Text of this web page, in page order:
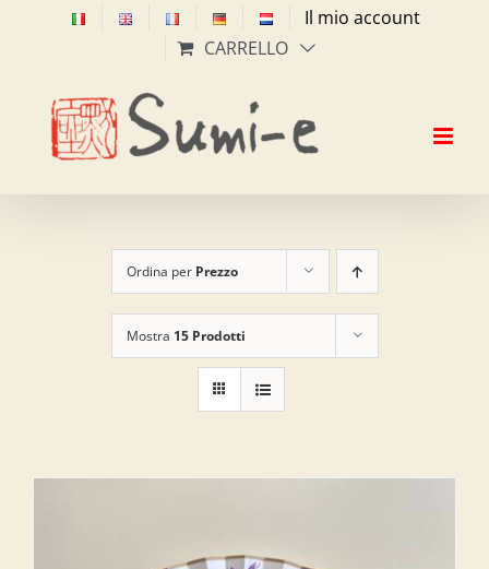
Il mio account
CARRELLO
Ordina per Prezzo
Mostra 15 Prodotti